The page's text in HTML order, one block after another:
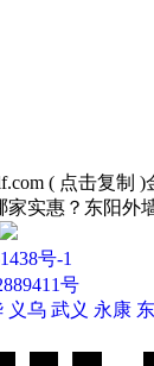
( 点击复制 )
家实惠？东阳外
号-1
号
义乌 武义 永康